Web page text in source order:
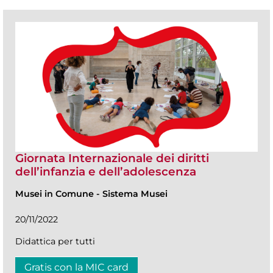
Giornata Internazionale dei diritti
dell’infanzia e dell’adolescenza
Musei in Comune - Sistema Musei
20/11/2022
Didattica per tutti
Gratis con la MIC card